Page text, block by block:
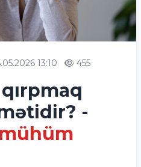
13:10 455
-